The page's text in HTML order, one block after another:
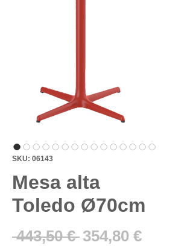
SKU: 06143
Mesa alta
Toledo Ø70cm
443,50 € Precio
354,80 €Precio